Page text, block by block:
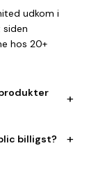
udkom i
hos 20+
+
billigst? +